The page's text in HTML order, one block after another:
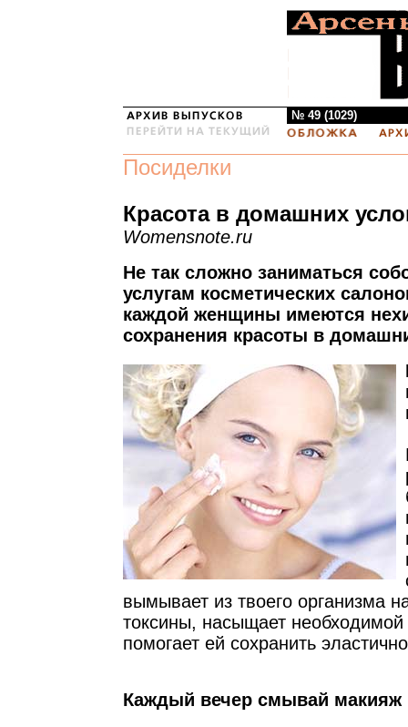
№ 49 (1029)
Посиделки
Красота в домашних
Womensnote.ru
Не так сложно заниматься
услугам косметических
каждой женщины имеются
сохранения красоты в
вымывает из твоего организма
токсины, насыщает необходимой
помогает ей сохранить
Каждый вечер смывай макияж